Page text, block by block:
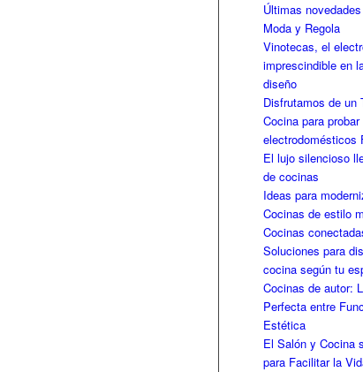
Últimas
Moda y Regola
Vinotecas, el
imprescindible en
diseño
Disfrutamos de un
Cocina para probar
electrodomésticos
El lujo silencioso
de cocinas
Ideas para
Cocinas de estilo
Cocinas
Soluciones para
cocina según tu
Cocinas de autor:
Perfecta entre
Estética
El Salón y Cocina
para Facilitar la